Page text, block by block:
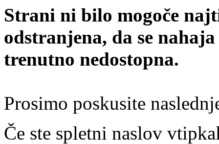
Strani ni bilo mogoče
odstranjena, da se
trenutno nedostopna.
Prosimo poskusite
Če ste spletni naslov